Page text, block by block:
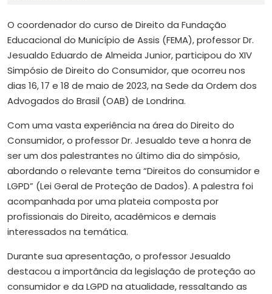
O coordenador do curso de Direito da Fundação
Educacional do Município de Assis (FEMA), professor Dr.
Jesualdo Eduardo de Almeida Junior, participou do XIV
Simpósio de Direito do Consumidor, que ocorreu nos
dias 16, 17 e 18 de maio de 2023, na Sede da Ordem dos
Advogados do Brasil (OAB) de Londrina.
Com uma vasta experiência na área do Direito do
Consumidor, o professor Dr. Jesualdo teve a honra de
ser um dos palestrantes no último dia do simpósio,
abordando o relevante tema “Direitos do consumidor e
LGPD” (Lei Geral de Proteção de Dados). A palestra foi
acompanhada por uma plateia composta por
profissionais do Direito, acadêmicos e demais
interessados na temática.
Durante sua apresentação, o professor Jesualdo
destacou a importância da legislação de proteção ao
consumidor e da LGPD na atualidade, ressaltando as